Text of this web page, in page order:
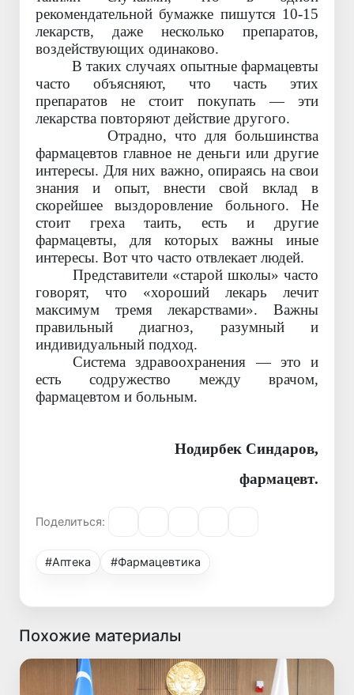
рекомендательной бумажке пишутся 10-15
лекарств, даже несколько препаратов,
воздействующих одинаково.
В таких случаях опытные фармацевты
часто объясняют, что часть этих
препаратов не стоит покупать — эти
лекарства повторяют действие другого.
Отрадно, что для большинства
фармацевтов главное не деньги или другие
интересы. Для них важно, опираясь на свои
знания и опыт, внести свой вклад в
скорейшее выздоровление больного. Не
стоит греха таить, есть и другие
фармацевты, для которых важны иные
интересы. Вот что часто отвлекает людей.
Представители «старой школы» часто
говорят, что «хороший лекарь лечит
максимум тремя лекарствами». Важны
правильный диагноз, разумный и
индивидуальный подход.
Система здравоохранения — это и
есть содружество между врачом,
фармацевтом и больным.
Нодирбек Синдаров,
фармацевт.
Поделиться:
#Аптека #Фармацевтика
Похожие материалы